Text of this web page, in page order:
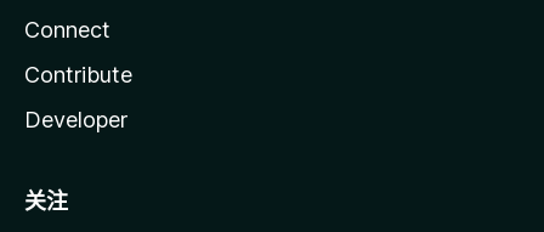
Connect
Contribute
Developer
关注